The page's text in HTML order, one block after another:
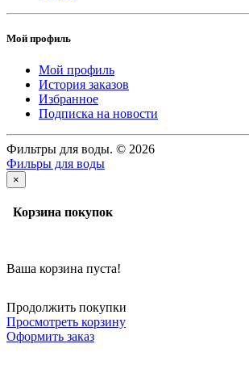
Мой профиль
Мой профиль
История заказов
Избранное
Подписка на новости
Фильтры для воды. © 2026
Фильры для воды
×
Корзина покупок
Ваша корзина пуста!
Продолжить покупки
Просмотреть корзину
Оформить заказ